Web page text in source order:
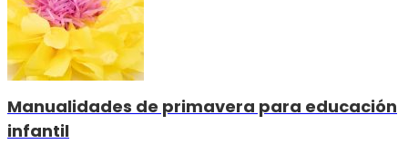
Manualidades de primavera para educación
infantil